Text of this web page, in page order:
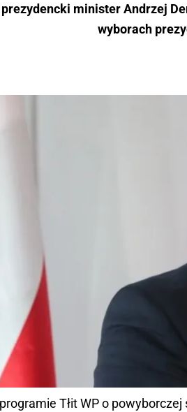
minister Andrzej
wyborach
Tłit WP o powyborczej